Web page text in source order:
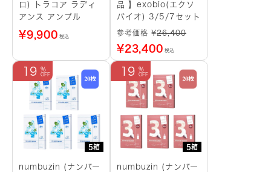
ロ) トラコア ラディ
アンス アンプル
¥9,900 税込
品 】exobio(エクソ
バイオ) 3/5/7セット
参考価格 ¥26,400
¥23,400 税込
5箱
19
numbuzin (ナンバー
5箱
19
numbuzin (ナンバー